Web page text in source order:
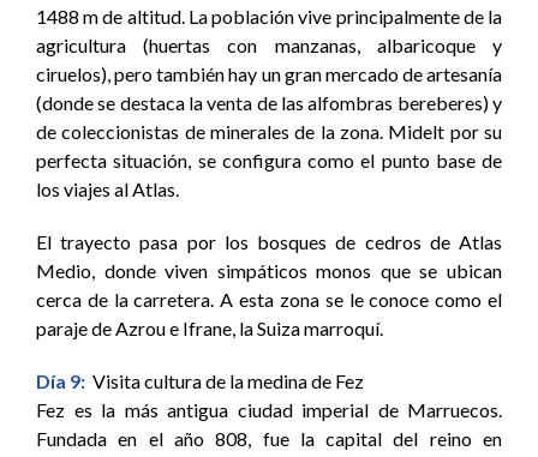
1488 m de altitud. La población vive principalmente de la
agricultura (huertas con manzanas, albaricoque y
ciruelos), pero también hay un gran mercado de artesanía
(donde se destaca la venta de las alfombras bereberes) y
de coleccionistas de minerales de la zona. Midelt por su
perfecta situación, se configura como el punto base de
los viajes al Atlas.
El trayecto pasa por los bosques de cedros de Atlas
Medio, donde viven simpáticos monos que se ubican
cerca de la carretera. A esta zona se le conoce como el
paraje de Azrou e Ifrane, la Suiza marroquí.
Día 9: Visita cultura de la medina de Fez
Fez es la más antigua ciudad imperial de Marruecos.
Fundada en el año 808, fue la capital del reino en